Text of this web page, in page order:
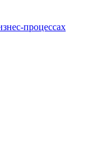
процессах